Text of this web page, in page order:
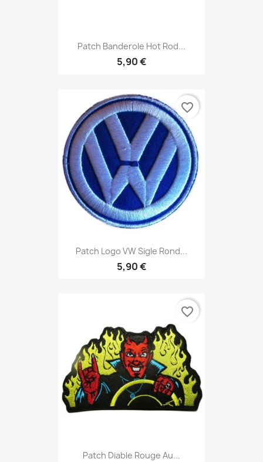
Patch Banderole Hot Rod...
5,90 €
Patch Logo VW Sigle Rond...
5,90 €
favorite_border
Patch Diable Rouge Au...
favorite_border